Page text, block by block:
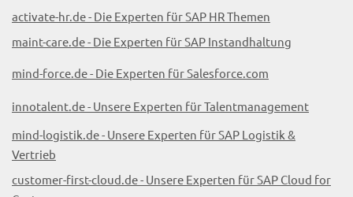
activate-hr.de - Die Experten für SAP HR Themen
maint-care.de - Die Experten für SAP Instandhaltung
mind-force.de - Die Experten für Salesforce.com
innotalent.de - Unsere Experten für Talentmanagement
mind-logistik.de - Unsere Experten für SAP Logistik &
Vertrieb
customer-first-cloud.de - Unsere Experten für SAP Cloud for